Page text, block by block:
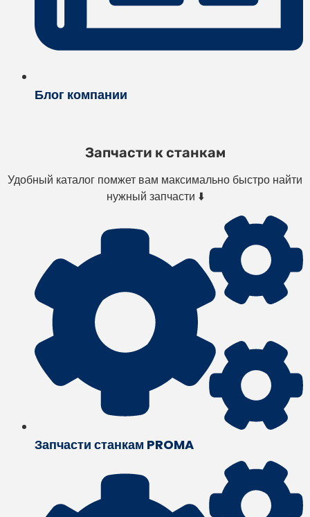
Блог компании
Запчасти к станкам
Удобный каталог помжет вам максимально быстро найти
нужный запчасти ⬇️
Запчасти станкам PROMA